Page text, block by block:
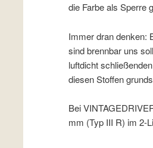
die Farbe als Sperre
Immer dran denken:
sind brennbar uns
luftdicht
diesen Stoffen
Bei
mm (Typ III R) im 2-